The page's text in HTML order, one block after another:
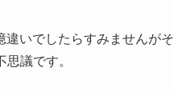
違いでしたらすみませんがそ
議です。